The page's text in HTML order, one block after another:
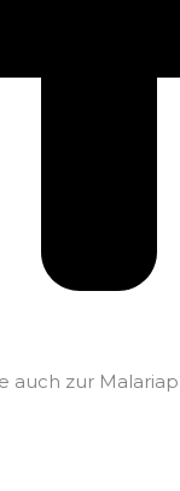
auch zur